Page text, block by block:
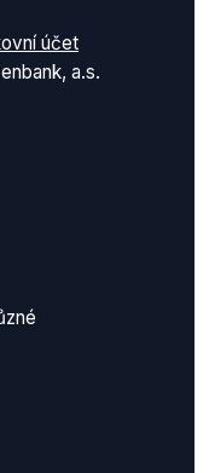
účet
a.s.